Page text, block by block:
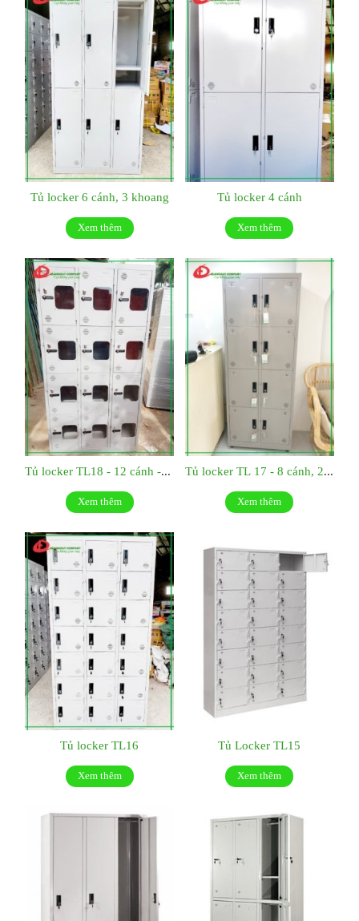
Tủ locker 6 cánh, 3 khoang
Xem thêm
Tủ locker 4 cánh
Xem thêm
Tủ locker TL18 - 12 cánh - 3 khoang
Xem thêm
Tủ locker TL 17 - 8 cánh, 2 khoang
Xem thêm
Tủ locker TL16
Xem thêm
Tủ Locker TL15
Xem thêm